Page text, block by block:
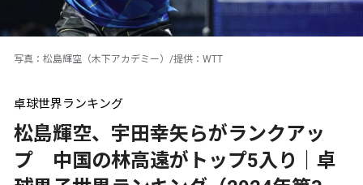
写真：松島輝空（木下アカデミー）/提供：WTT
卓球世界ランキング
松島輝空、宇田幸矢らがランクアッ
プ 中国の林高遠がトップ5入り｜卓